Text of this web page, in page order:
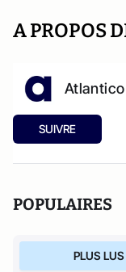
A PROPOS
SUIVRE
POPULAIRES
PLUS LUS